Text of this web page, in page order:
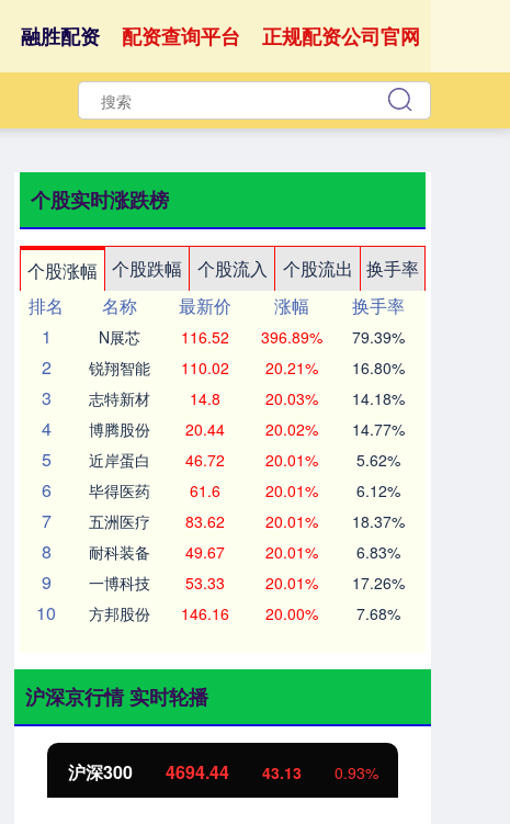
融胜配资 配资查询平台 正规配资公司官网
个股实时涨跌榜
个股涨幅 个股跌幅 个股流入 个股流出
换手率
排名
名称 最新价 涨幅
换手率
1
N展芯 116.52 396.89% 79.39%
2 锐翔智能 110.02 20.21% 16.80%
3 志特新材 14.8 20.03% 14.18%
4 博腾股份 20.44 20.02% 14.77%
5 近岸蛋白 46.72 20.01% 5.62%
6 毕得医药 61.6 20.01% 6.12%
7 五洲医疗 83.62 20.01% 18.37%
8 耐科装备 49.67 20.01% 6.83%
9 一博科技 53.33 20.01% 17.26%
10 方邦股份 146.16 20.00% 7.68%
沪深京行情 实时轮播
北证50 1134.24 11.37 1.01%